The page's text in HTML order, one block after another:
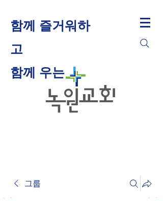
함께 즐거워하
고
​함께 우는
그룹